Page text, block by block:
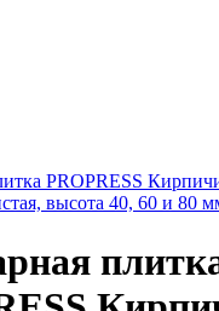
PROPRESS
высота 40, 60 и 80